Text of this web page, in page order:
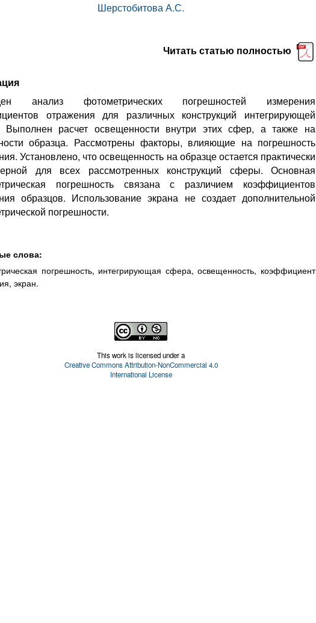
Шерстобитова А.С.
Читать статью полностью
анализ фотометрических погрешностей измерения
отражения для различных конструкций интегрирующей
расчет освещенности внутри этих сфер, а также на
образца. Рассмотрены факторы, влияющие на погрешность
Установлено, что освещенность на образце остается практически
для всех рассмотренных конструкций сферы. Основная
погрешность связана с различием коэффициентов
образцов. Использование экрана не создает дополнительной
погрешности.
слова:
погрешность, интегрирующая сфера, освещенность, коэффициент
экран.
This work is licensed under a
Creative Commons Attribution-NonCommercial 4.0
International License